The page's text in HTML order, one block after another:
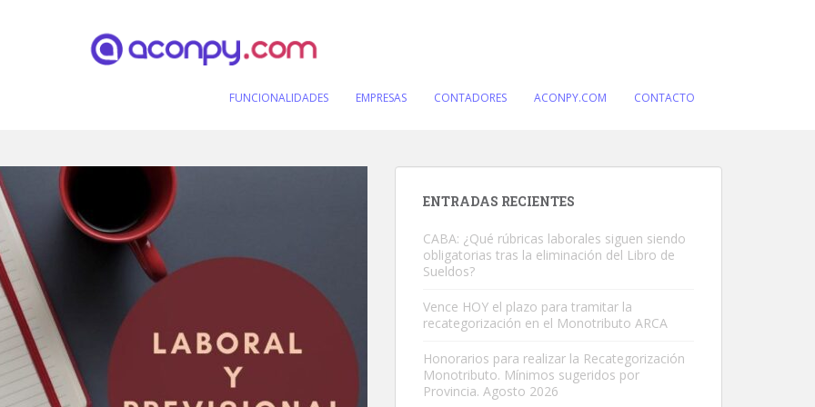
FUNCIONALIDADES EMPRESAS CONTADORES ACONPY.COM CONTACTO
ENTRADAS RECIENTES
CABA: ¿Qué rúbricas laborales siguen siendo
obligatorias tras la eliminación del Libro de
Sueldos?
Vence HOY el plazo para tramitar la
recategorización en el Monotributo ARCA
Honorarios para realizar la Recategorización
Monotributo. Mínimos sugeridos por
Provincia. Agosto 2026